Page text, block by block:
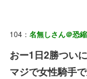
104： 名無しさん＠恐
おー1日2勝つい
マジで女性騎手